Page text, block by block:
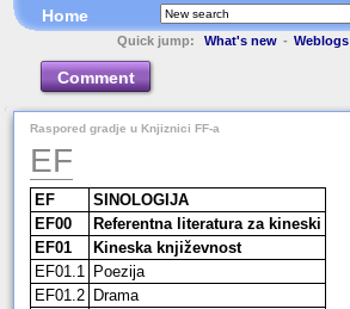
Home
Quick jump:
What's new - Weblogs
Comment
Raspored gradje u Knjiznici FF-a
EF
EF
SINOLOGIJA
EF00
Referentna literatura za kineski
EF01
Kineska književnost
EF01.1
Poezija
EF01.2
Drama